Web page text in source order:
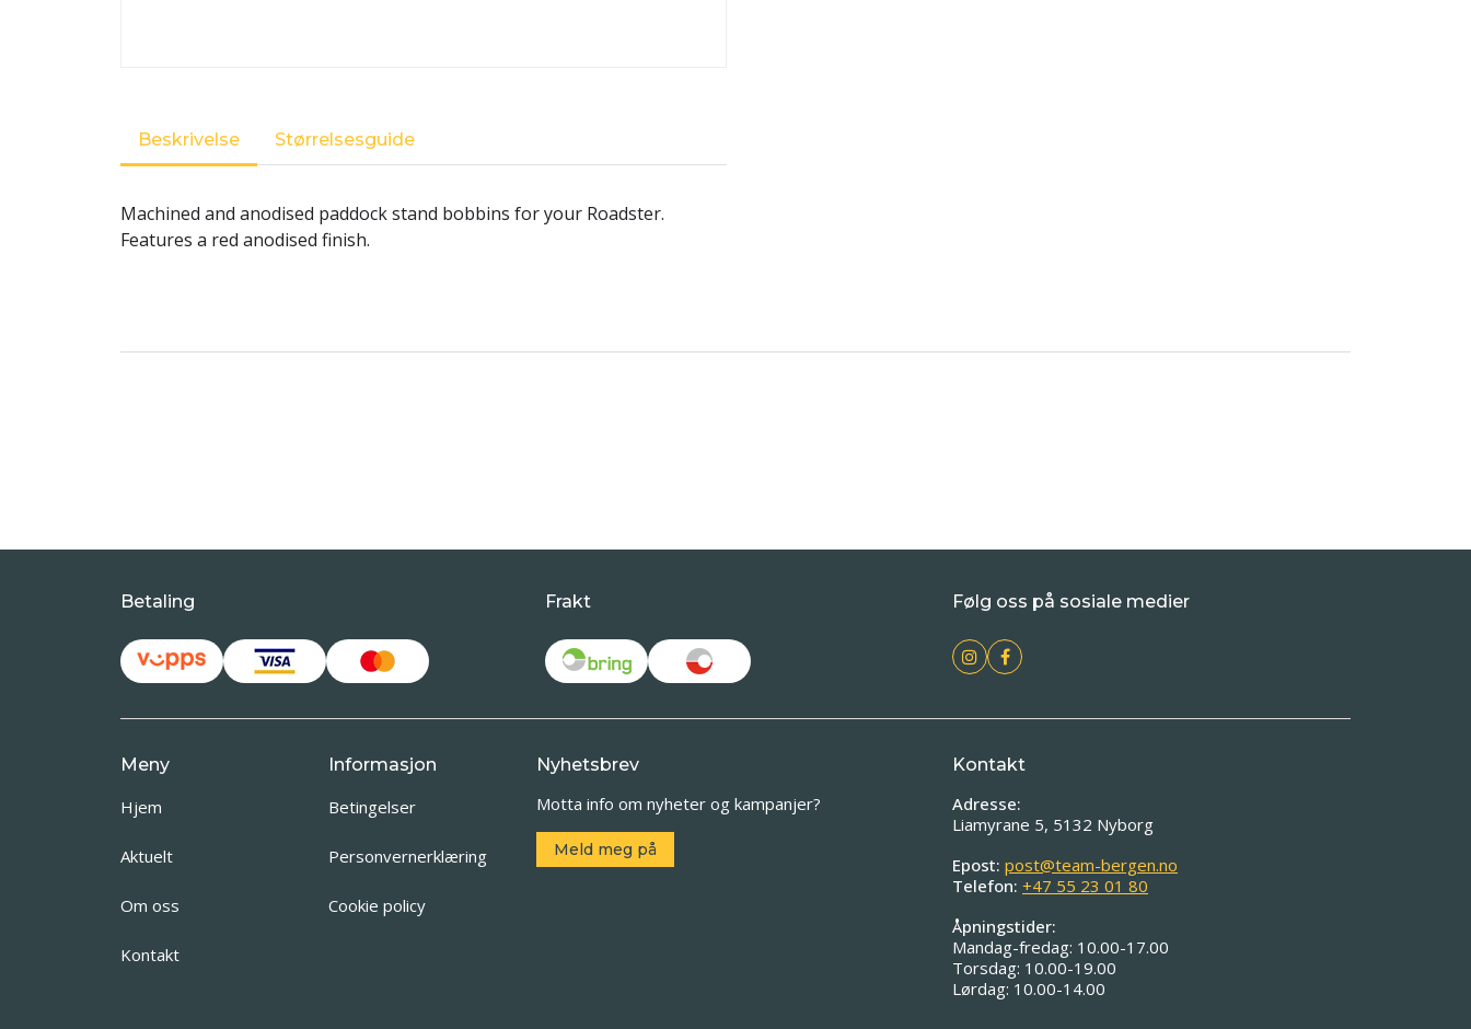
Beskrivelse Størrelsesguide
Machined and anodised paddock stand bobbins for your Roadster.
Features a red anodised finish.
Betaling Frakt Følg oss på sosiale medier
Meny
Hjem
Aktuelt
Om oss
Kontakt
Informasjon
Betingelser
Personvernerklæring
Cookie policy
Nyhetsbrev
Motta info om nyheter og kampanjer?
Meld meg på
Kontakt
Adresse:
Liamyrane 5, 5132 Nyborg
Epost: post@team-bergen.no
Telefon: +47 55 23 01 80
Åpningstider:
Mandag-fredag: 10.00-17.00
Torsdag: 10.00-19.00
Lørdag: 10.00-14.00